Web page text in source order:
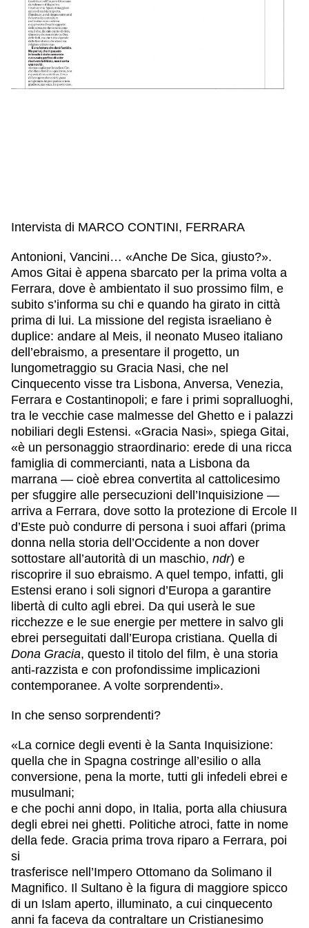
Intervista di MARCO CONTINI, FERRARA
Antonioni, Vancini… «Anche De Sica, giusto?».
Amos Gitai è appena sbarcato per la prima volta a
Ferrara, dove è ambientato il suo prossimo film, e
subito s’informa su chi e quando ha girato in città
prima di lui. La missione del regista israeliano è
duplice: andare al Meis, il neonato Museo italiano
dell’ebraismo, a presentare il progetto, un
lungometraggio su Gracia Nasi, che nel
Cinquecento visse tra Lisbona, Anversa, Venezia,
Ferrara e Costantinopoli; e fare i primi sopralluoghi,
tra le vecchie case malmesse del Ghetto e i palazzi
nobiliari degli Estensi. «Gracia Nasi», spiega Gitai,
«è un personaggio straordinario: erede di una ricca
famiglia di commercianti, nata a Lisbona da
marrana — cioè ebrea convertita al cattolicesimo
per sfuggire alle persecuzioni dell’Inquisizione —
arriva a Ferrara, dove sotto la protezione di Ercole II
d’Este può condurre di persona i suoi affari (prima
donna nella storia dell’Occidente a non dover
sottostare all’autorità di un maschio, ndr) e
riscoprire il suo ebraismo. A quel tempo, infatti, gli
Estensi erano i soli signori d’Europa a garantire
libertà di culto agli ebrei. Da qui userà le sue
ricchezze e le sue energie per mettere in salvo gli
ebrei perseguitati dall’Europa cristiana. Quella di
Dona Gracia, questo il titolo del film, è una storia
anti-razzista e con profondissime implicazioni
contemporanee. A volte sorprendenti».
In che senso sorprendenti?
«La cornice degli eventi è la Santa Inquisizione:
quella che in Spagna costringe all’esilio o alla
conversione, pena la morte, tutti gli infedeli ebrei e
musulmani;
e che pochi anni dopo, in Italia, porta alla chiusura
degli ebrei nei ghetti. Politiche atroci, fatte in nome
della fede. Gracia prima trova riparo a Ferrara, poi
si
trasferisce nell’Impero Ottomano da Solimano il
Magnifico. Il Sultano è la figura di maggiore spicco
di un Islam aperto, illuminato, a cui cinquecento
anni fa faceva da contraltare un Cristianesimo